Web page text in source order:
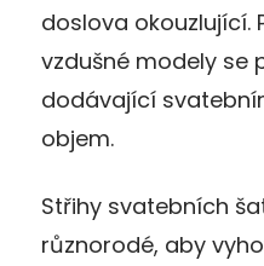
doslova okouzlující.
vzdušné modely se
dodávající
objem.
Střihy svatebních
různorodé, aby